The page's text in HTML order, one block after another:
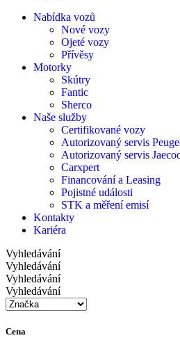
Nabídka vozů
Nové vozy
Ojeté vozy
Přívěsy
Motorky
Skútry
Fantic
Sherco
Naše služby
Certifikované vozy
Autorizovaný servis
Autorizovaný servis
Carxpert
Financování a Leasing
Pojistné události
STK a měření emisí
Kontakty
Kariéra
Vyhledávání
Vyhledávání
Vyhledávání
Vyhledávání
Cena